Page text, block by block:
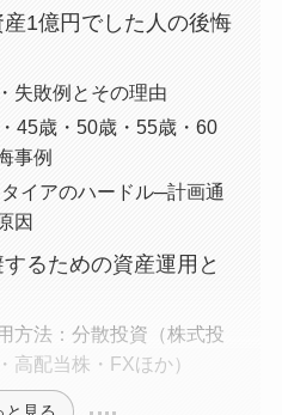
1億円でした人の後悔
失敗例とその理由
45歳・50歳・55歳・60
事例
イアのハードル─計画通
因
るための資産運用と
方法：分散投資（株式投
高配当株・FXほか）